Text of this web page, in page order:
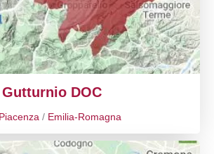
Gutturnio DOC
Piacenza / Emilia-Romagna